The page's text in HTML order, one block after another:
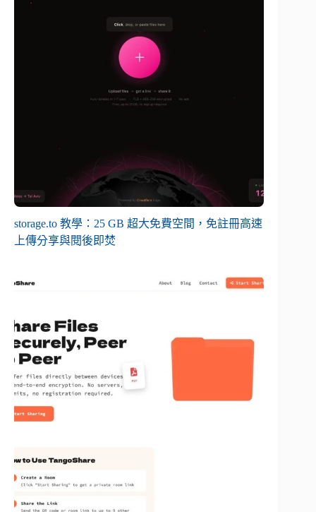
storage.to 教學：25 GB 超大免費空間，免註冊高速
上傳分享與閱後即焚